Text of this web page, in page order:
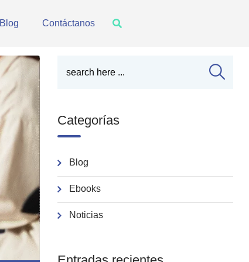
Blog Contáctanos
Categorías
Blog
Ebooks
Noticias